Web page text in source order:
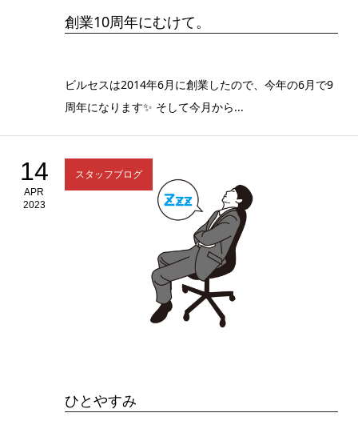
創業10周年にむけて。
ビルセスは2014年6月に創業したので、今年の6月で9
周年になります✨ そして今月から...
14
APR
2023
スタッフブログ
ひとやすみ